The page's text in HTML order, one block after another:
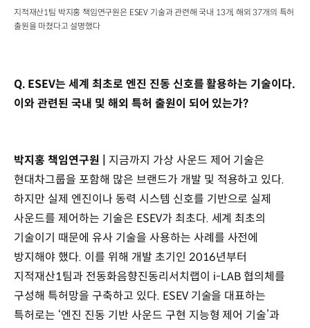
지적재산1팀 박지홍 책임연구원은 ESEV 기술과 관련해 국내 13개, 해외 37개의 특허
출원을 마쳤다고 설명했다
Q. ESEV는 세계 최초로 엔진 진동 신호를 활용하는 기술이다.
이와 관련된 국내 및 해외 특허 출원이 되어 있는가?
박지홍 책임연구원 |
지금까지 가상 사운드 제어 기술은
현대차그룹을 포함해 많은 브랜드가 개발 및 적용하고 있다.
하지만 실제 엔진이나 동력 시스템 신호를 기반으로 실제
사운드를 제어하는 기술은 ESEV가 최초다. 세계 최초의
기술이기 때문에 유사 기술을 사용하는 사례를 사전에
방지해야 했다. 이를 위해 개발 초기인 2016년부터
지적재산1팀과 전동화음향진동리서치랩이 i-LAB 협의체를
구성해 특허망을 구축하고 있다. ESEV 기술을 대표하는
특허로는 ‘엔진 진동 기반 사운드 구현 지능형 제어 기술’과